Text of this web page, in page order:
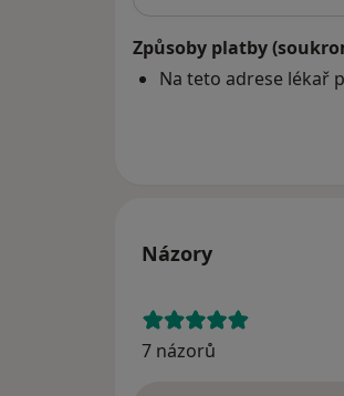
Způsoby platby
Na teto adrese lékař
Názory
7 názorů